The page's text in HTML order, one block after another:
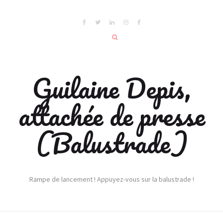
Guilaine Depis,
attachée de presse
(Balustrade)
Rampe de lancement ! Appuyez-vous sur la balustrade !